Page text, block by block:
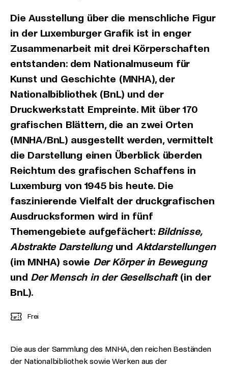
Die Ausstellung über die menschliche Figur
in der Luxemburger Grafik ist in enger
Zusammenarbeit mit drei Körperschaften
entstanden: dem Nationalmuseum für
Kunst und Geschichte (MNHA), der
Nationalbibliothek (BnL) und der
Druckwerkstatt Empreinte. Mit über 170
grafischen Blättern, die an zwei Orten
(MNHA/BnL) ausgestellt werden, vermittelt
die Darstellung einen Überblick überden
Reichtum des grafischen Schaffens in
Luxemburg von 1945 bis heute. Die
faszinierende Vielfalt der druckgrafischen
Ausdrucksformen wird in fünf
Themengebiete aufgefächert: Bildnisse,
Abstrakte Darstellungund Aktdarstellungen
(im MNHA) sowie Der Körper in Bewegung
und Der Mensch in der Gesellschaft(in der
BnL).
Frei
Die aus der Sammlung des MNHA, den reichen Beständen
der Nationalbibliothek sowie Werken aus der